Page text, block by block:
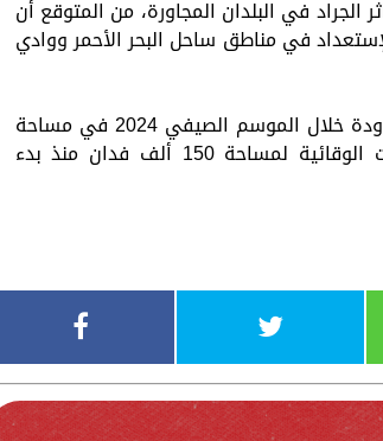
في البلدان المجاورة، من المتوقع أن
في مناطق ساحل البحر الأحمر ووادي
واضاف أنه بالنسبة لدودة الحشد فقد تم رصد إصابات بؤرية محدودة خلال الموسم الصيفي 2024 في مساحة
870 فدان وتم تنفيذ أعمال المكافحة بها، مع تنفيذ الإجراءات الوقائية لمساحة 150 ألف فدان منذ بدء